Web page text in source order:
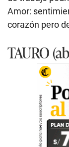
Amor:
corazón pero
TAURO